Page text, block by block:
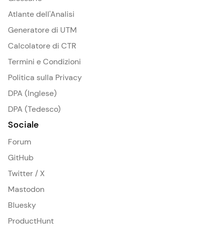
Atlante dell'Analisi
Generatore di UTM
Calcolatore di CTR
Termini e Condizioni
Politica sulla Privacy
DPA (Inglese)
DPA (Tedesco)
Sociale
Forum
GitHub
Twitter / X
Mastodon
Bluesky
ProductHunt